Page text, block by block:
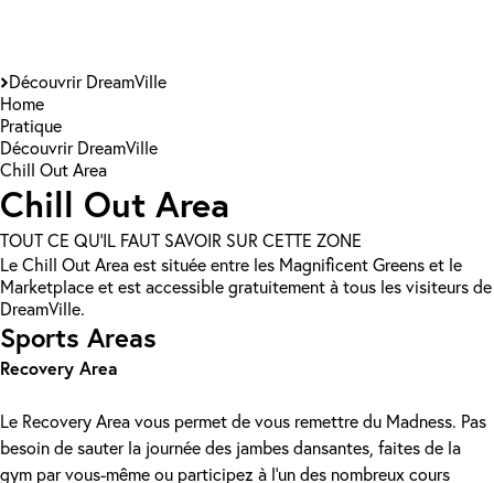
Découvrir DreamVille
Home
Pratique
Découvrir DreamVille
Chill Out Area
Chill Out Area
TOUT CE QU'IL FAUT SAVOIR SUR CETTE ZONE
Le Chill Out Area est située entre les Magnificent Greens et le
Marketplace et est accessible gratuitement à tous les visiteurs de
DreamVille.
Sports Areas
Recovery Area
Le Recovery Area vous permet de vous remettre du Madness. Pas
besoin de sauter la journée des jambes dansantes, faites de la
gym par vous-même ou participez à l'un des nombreux cours